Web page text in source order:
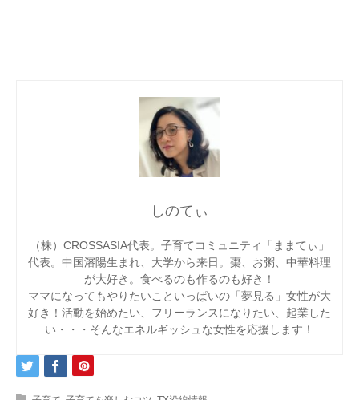
しのてぃ
（株）CROSSASIA代表。子育てコミュニティ「ままてぃ」
代表。中国瀋陽生まれ、大学から来日。棗、お粥、中華料理
が大好き。食べるのも作るのも好き！
ママになってもやりたいこといっぱいの「夢見る」女性が大
好き！活動を始めたい、フリーランスになりたい、起業した
い・・・そんなエネルギッシュな女性を応援します！